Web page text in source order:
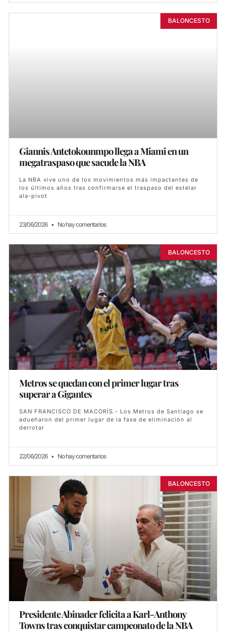
BALONCESTO
Giannis Antetokounmpo llega a Miami en un
megatraspaso que sacude la NBA
La NBA vive uno de los movimientos más impactantes de
los últimos años tras confirmarse el traspaso del estelar
ala-pívot
23/06/2026 No hay comentarios
BALONCESTO
Metros se quedan con el primer lugar tras
superar a Gigantes
SAN FRANCISCO DE MACORÍS.- Los Metros de Santiago se
adueñaron del primer lugar de la fase de eliminación al
derrotar
22/06/2026 No hay comentarios
BALONCESTO
Presidente Abinader felicita a Karl-Anthony
Towns tras conquistar campeonato de la NBA